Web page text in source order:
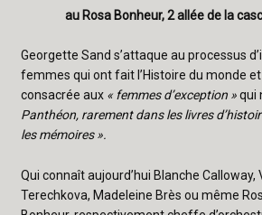
au Rosa Bonheur, 2 allée de la
Georgette Sand s’attaque au processus
femmes qui ont fait l’Histoire du monde
consacrée aux « femmes d’exception »qui
Panthéon, rarement dans les livres
les mémoires ».
Qui connaît aujourd’hui Blanche Calloway,
Terechkova, Madeleine Brès ou même